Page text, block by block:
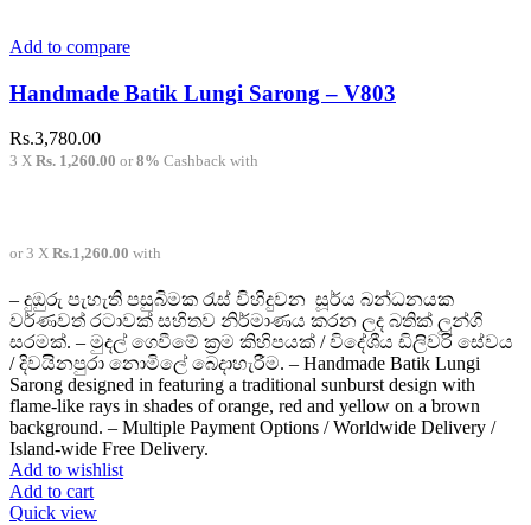
Add to compare
Handmade Batik Lungi Sarong – V803
Rs.3,780.00
3 X Rs. 1,260.00 or8% Cashback with
or 3 X Rs.1,260.00 with
– දුඔුරු පැහැති පසුබිමක රැස් විහිදුවන සූර්ය බන්ධනයක
වර්ණවත් රටාවක් සහිතව නිර්මාණය කරන ලද බතික් ලුන්ගි
සරමක්. – මුදල් ගෙවීමේ ක්‍රම කිහිපයක් / විදේශීය ඩිලිවරි සේවය
/ දිවයිනපුරා නොමිලේ බෙදාහැරීම. – Handmade Batik Lungi
Sarong designed in featuring a traditional sunburst design with
flame-like rays in shades of orange, red and yellow on a brown
background. – Multiple Payment Options / Worldwide Delivery /
Island-wide Free Delivery.
Add to wishlist
Add to cart
Quick view